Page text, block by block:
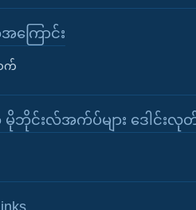
ကြောင်း
က်
ဘိုင်းလ်အက်ပ်များ ဒေါင်းလု